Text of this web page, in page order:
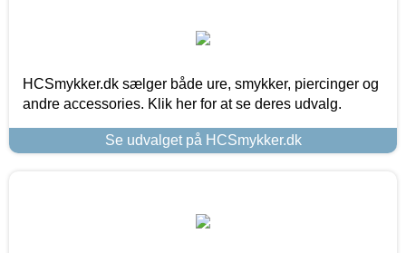
HCSmykker.dk sælger både ure, smykker, piercinger og
andre accessories. Klik her for at se deres udvalg.
Se udvalget på HCSmykker.dk